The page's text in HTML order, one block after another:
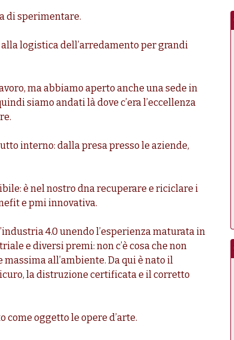
di sperimentare.
logistica dell’arredamento per grandi
ma abbiamo aperto anche una sede in
siamo andati là dove c’era l’eccellenza
interno: dalla presa presso le aziende,
è nel nostro dna recuperare e riciclare i
e pmi innovativa.
4.0 unendo l’esperienza maturata in
e diversi premi: non c’è cosa che non
all’ambiente. Da qui è nato il
la distruzione certificata e il corretto
come oggetto le opere d’arte.